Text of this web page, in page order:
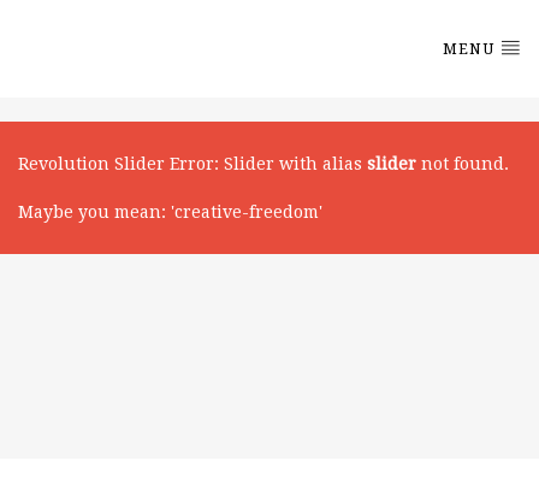
MENU
Revolution Slider Error: Slider with alias slider not found.
Maybe you mean: 'creative-freedom'